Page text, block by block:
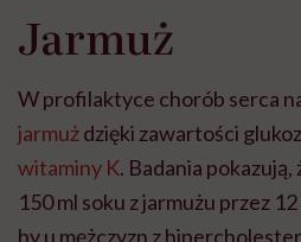
Jarmuż
W profilaktyce chorób serca
jarmużdzięki zawartości
witaminy K. Badania
150 ml soku z jarmużu przez
by u mężczyzn z